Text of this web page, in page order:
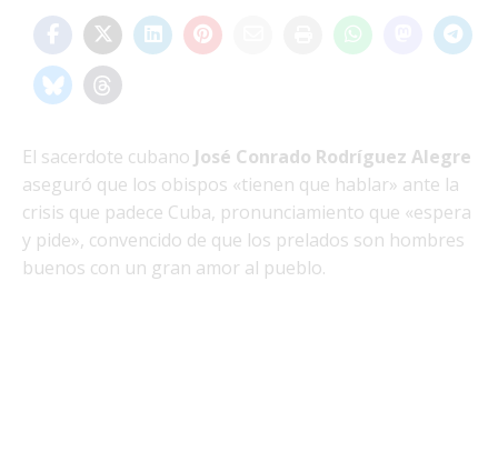
El sacerdote cubano José Conrado Rodríguez Alegre
aseguró que los obispos «tienen que hablar» ante la
crisis que padece Cuba, pronunciamiento que «espera
y pide», convencido de que los prelados son hombres
buenos con un gran amor al pueblo.